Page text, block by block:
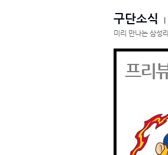
구단소식
미리 만나는 삼성
프리